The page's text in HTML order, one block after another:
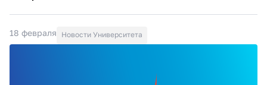
18 февраля Новости Университета